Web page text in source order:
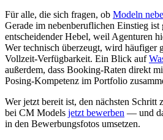
Für alle, die sich fragen, ob Modeln
Gerade im nebenberuflichen Einstieg ist
entscheidender Hebel, weil Agenturen
Wer technisch überzeugt, wird häufiger
Vollzeit-Verfügbarkeit. Ein Blick auf
außerdem, dass Booking-Raten direkt
Posing-Kompetenz im Portfolio
Wer jetzt bereit ist, den nächsten Schritt
bei CM Models jetzt bewerben — und
in den Bewerbungsfotos umsetzen.